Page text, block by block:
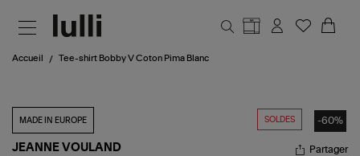
Accueil Tee-shirt Bobby V Coton Pima Blanc
SOLDES -60%
MADE IN EUROPE
JEANNE VOULAND Partager